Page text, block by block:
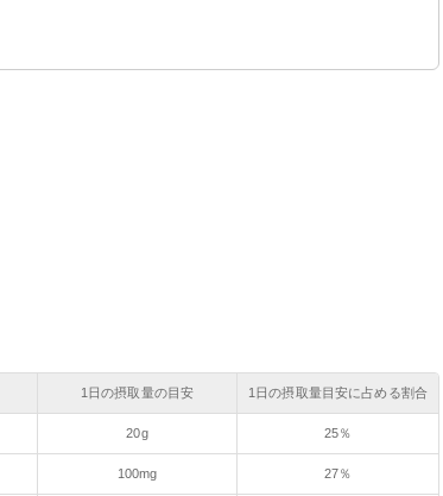
1日の摂取量の目安 1日の摂取量目安に占める割合
20g 25％
100mg 27％